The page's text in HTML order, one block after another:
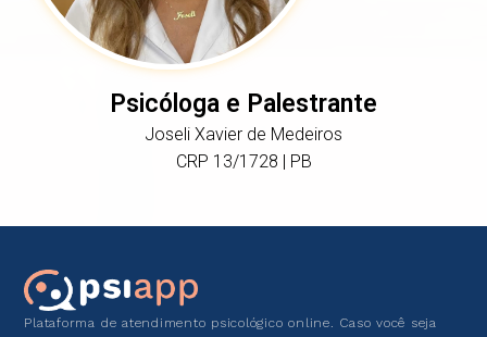
Psicóloga e Palestrante
Joseli Xavier de Medeiros​
CRP 13/1728 | PB
Plataforma de atendimento psicológico online. Caso você seja